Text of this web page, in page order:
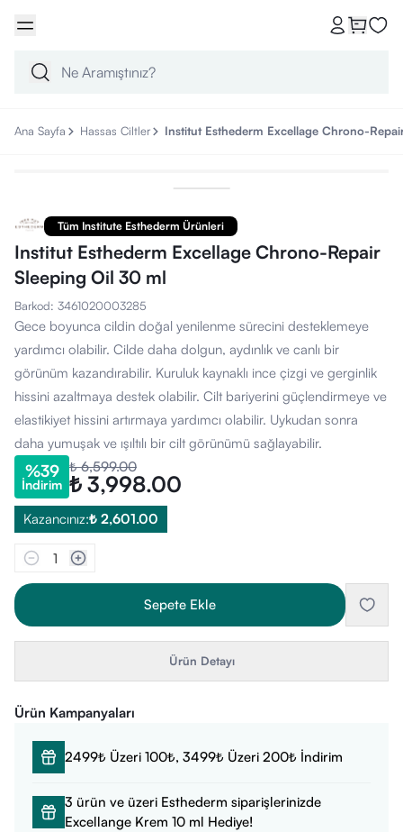
Ana Sayfa Hassas Ciltler Institut Esthederm Excellage Chrono-
Tüm Institute Esthederm Ürünleri
Institut Esthederm Excellage Chrono-Repair
Sleeping Oil 30 ml
Barkod: 3461020003285
Gece boyunca cildin doğal yenilenme sürecini desteklemeye
yardımcı olabilir. Cilde daha dolgun, aydınlık ve canlı bir
görünüm kazandırabilir. Kuruluk kaynaklı ince çizgi ve gerginlik
hissini azaltmaya destek olabilir. Cilt bariyerini güçlendirmeye ve
elastikiyet hissini artırmaya yardımcı olabilir. Uykudan sonra
daha yumuşak ve ışıltılı bir cilt görünümü sağlayabilir.
%39
İndirim
₺ 6,599.00
₺ 3,998.00
Kazancınız:₺ 2,601.00
1
Sepete Ekle
Ürün Detayı
Ürün Kampanyaları
2499₺ Üzeri 100₺, 3499₺ Üzeri 200₺ İndirim
3 ürün ve üzeri Esthederm siparişlerinizde
Excellange Krem 10 ml Hediye!